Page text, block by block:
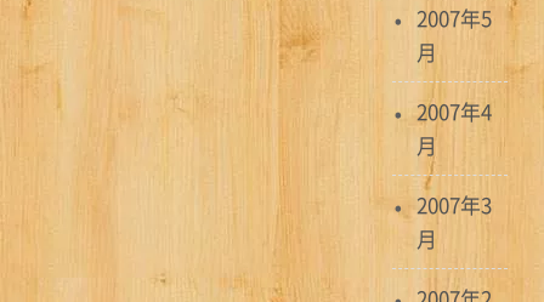
2007年5
月
2007年4
月
2007年3
月